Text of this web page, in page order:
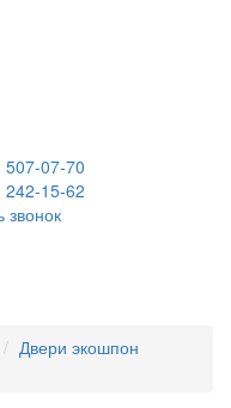
507-07-70
242-15-62
звонок
Двери экошпон